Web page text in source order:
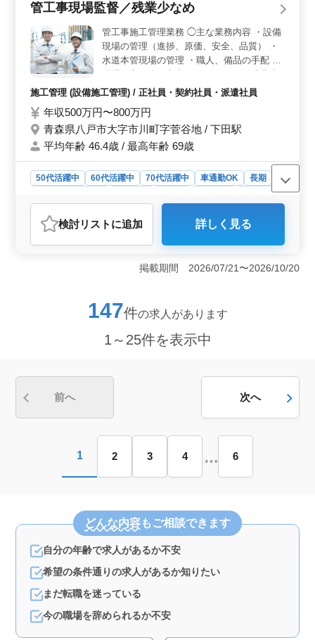
す。 ＜働きやすい環境と条件＞ この職場は、週3〜
5日の勤務で、土日祝日がお休みのため、ワークライフバ
ランスを重視した働き方が可能です。就業時間も8時30分
から15時15分までと、家庭との両立がしやすい時間帯で
す。さらに、残業がないため、定時に帰宅できる点も大
きな魅力です。マイカー通勤も可能で、無料駐車場が完
備されているため、通勤のストレスが少ない環境で
す。 ＜安定した収入と充実した福利厚生＞ このお
仕事は時給1,000円から1,400円で、経験やスキルに応じ
て給与が決まります。また、賞与制度があり、年2回、計
1ヶ月分が支給されるため、パートタイムでも安定した収
険、労災保険、健康保険、厚生年金が完備されているた
め、安心して働ける環境が整っています。
管工事現場監督／残業少なめ
管工事施工管理業務 ◯主な業務内容 ・設備
現場の管理（進捗、原価、安全、品質） ・
水道本管現場の管理 ・職人、備品の手配 ◯
なめ ＊賞与あり ＊交通費支給 経験豊富な管
理技士の有資格者の方は優遇します。
施工管理 (設備施工管理) / 正社員・契約社員・派遣社員
年収500万円〜800万円
青森県八戸市大字市川町字菅谷地 / 下田駅
平均年齢 46.4歳 / 最高年齢 69歳
50代活躍中 60代活躍中 70代活躍中 車通勤OK
長期
派遣社員
おすすめポイント
＜通勤負担少なく長期就業しやすい環境＞ 案件は主に
八戸市内が中心で、長距離移動や出張はほとんどなく、
通勤負担を抑えて勤務することができます。現場管理に
負担を抑えながら経験を活かせます。 ＜経験が十分
に活かせる＞ 賞与、交通費支給と整った待遇です。管
す。年齢に関係なく、実力と経験を活かしてベテラン層
培ってきたスキルや能力を存分に発揮できます。
検討リスト に追加 詳しく見る
掲載期間 2026/07/21〜2026/10/20
147件の求人があります
1～25件を表示中
前へ 次へ
1 2 3 4 … 6
どんな内容もご相談できます
自分の年齢で求人があるか不安
希望の条件通りの求人があるか知りたい
まだ転職を迷っている
今の職場を辞められるか不安